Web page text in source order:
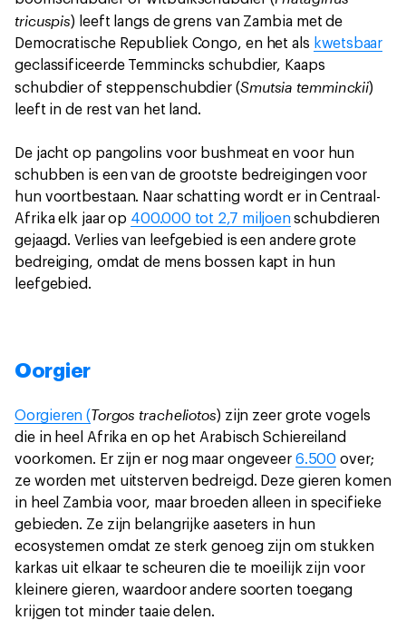
tricuspis) leeft langs de grens van Zambia met de
Democratische Republiek Congo, en het als kwetsbaar
geclassificeerde Temmincks schubdier, Kaaps
schubdier of steppenschubdier (Smutsia temminckii)
leeft in de rest van het land.
De jacht op pangolins voor bushmeat en voor hun
schubben is een van de grootste bedreigingen voor
hun voortbestaan. Naar schatting wordt er in Centraal-
Afrika elk jaar op 400.000 tot 2,7 miljoenschubdieren
gejaagd. Verlies van leefgebied is een andere grote
bedreiging, omdat de mens bossen kapt in hun
leefgebied.
Oorgier
Oorgieren (Torgos tracheliotos) zijn zeer grote vogels
die in heel Afrika en op het Arabisch Schiereiland
voorkomen. Er zijn er nog maar ongeveer 6.500 over;
ze worden met uitsterven bedreigd. Deze gieren komen
in heel Zambia voor, maar broeden alleen in specifieke
gebieden. Ze zijn belangrijke aaseters in hun
ecosystemen omdat ze sterk genoeg zijn om stukken
karkas uit elkaar te scheuren die te moeilijk zijn voor
kleinere gieren, waardoor andere soorten toegang
krijgen tot minder taaie delen.